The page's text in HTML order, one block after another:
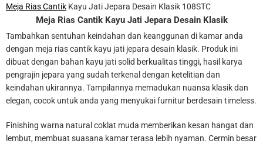
Meja Rias Cantik Kayu Jati Jepara Desain Klasik 108STC
Meja Rias Cantik Kayu Jati Jepara Desain Klasik
Tambahkan sentuhan keindahan dan keanggunan di kamar anda
dengan meja rias cantik kayu jati jepara desain klasik. Produk ini
dibuat dengan bahan kayu jati solid berkualitas tinggi, hasil karya
pengrajin jepara yang sudah terkenal dengan ketelitian dan
keindahan ukirannya. Tampilannya memadukan nuansa klasik dan
elegan, cocok untuk anda yang menyukai furnitur berdesain timeless.
Finishing warna natural coklat muda memberikan kesan hangat dan
lembut, membuat suasana kamar terasa lebih nyaman. Cermin besar